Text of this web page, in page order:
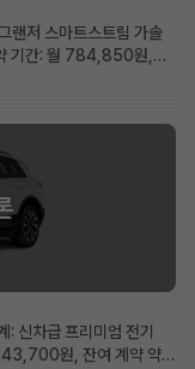
랜저 스마트스트림 가솔
기간: 월 784,850원,
트: 보증금·선납금 0원,
신차급 프리미엄 전기
원, 잔여 계약 약